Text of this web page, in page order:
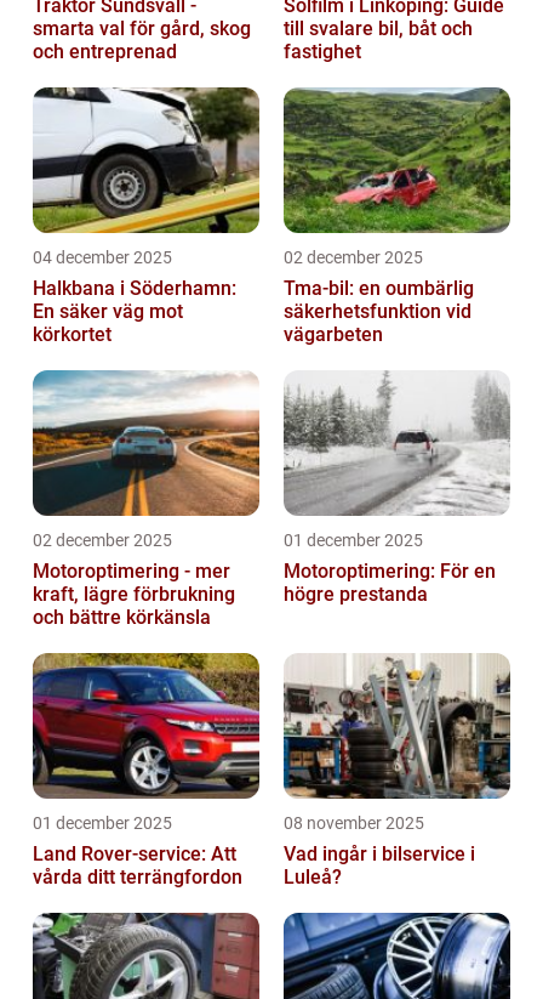
Traktor Sundsvall -
smarta val för gård, skog
och entreprenad
Solfilm i Linköping: Guide
till svalare bil, båt och
fastighet
04 december 2025
Halkbana i Söderhamn:
En säker väg mot
körkortet
02 december 2025
Tma-bil: en oumbärlig
säkerhetsfunktion vid
vägarbeten
02 december 2025
Motoroptimering - mer
kraft, lägre förbrukning
och bättre körkänsla
01 december 2025
Motoroptimering: För en
högre prestanda
01 december 2025
Land Rover-service: Att
vårda ditt terrängfordon
08 november 2025
Vad ingår i bilservice i
Luleå?